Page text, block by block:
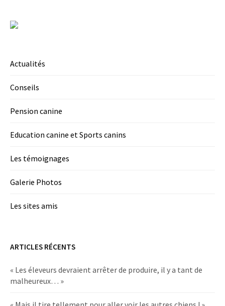
Actualités
Conseils
Pension canine
Education canine et Sports canins
Les témoignages
Galerie Photos
Les sites amis
ARTICLES RÉCENTS
« Les éleveurs devraient arrêter de produire, il y a tant de
malheureux… »